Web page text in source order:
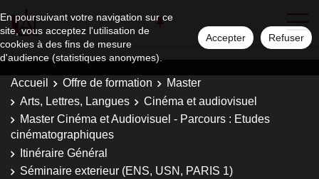
En poursuivant votre navigation sur ce
site, vous acceptez l'utilisation de
cookies à des fins de mesure
d'audience (statistiques anonymes).
Accepter Refuser
Accueil Offre de formation
Master
Arts, Lettres, Langues
Cinéma et audiovisuel
Master Cinéma et Audiovisuel - Parcours : Etudes
cinématographiques
Itinéraire Général
Séminaire exterieur (ENS, USN, PARIS 1)